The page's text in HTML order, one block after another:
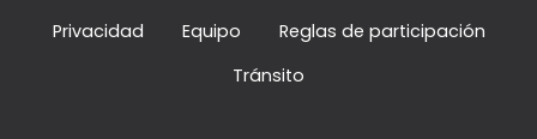
Privacidad
Equipo
Reglas de participación
Tránsito